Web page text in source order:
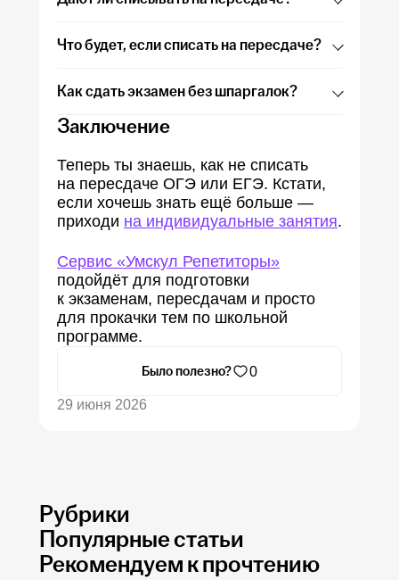
на ОГЭ/ЕГЭ запрещено. За порядком
полиции, организаторы, члены ГЭК
и общественные наблюдатели.
Что будет, если списать на пересдаче?
юридическая ответственность (обычно
административная) и штрафы (обычно
3–5 тысяч рублей). Результаты
только через год.
Как сдать экзамен без шпаргалок?
Регулярно занимайся, двигаясь
При необходимости обратиськ
опытному наставнику.
Заключение
Теперь ты знаешь, как не списать
на пересдаче ОГЭ или ЕГЭ. Кстати,
если хочешь знать ещё больше —
приходи на индивидуальные занятия.
Сервис «Умскул Репетиторы»
подойдёт для подготовки
к экзаменам, пересдачам и просто
для прокачки тем по школьной
программе.
Было полезно? 0
29 июня 2026
Рубрики
Популярные статьи
Рекомендуем к прочтению